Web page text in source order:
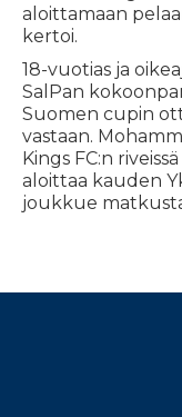
aloittamaan
kertoi.
18-vuotias ja
SalPan
Suomen cupin
vastaan.
Kings FC:n
aloittaa kauden
joukkue